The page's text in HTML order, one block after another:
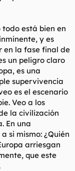
todo está bien en
y es
en la fase final de
un peligro claro
es una
supervivencia
es el escenario
Veo a los
la civilización
En una
si mismo: ¿Quién
arriesgan
que este